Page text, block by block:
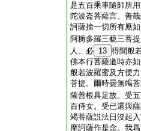
是五百乘車隨師所
陀波崙菩薩言。善
訶薩捨一切所有應
阿耨多羅三藐三菩
人。必 13 得聞般
佛本行菩薩道時亦
般若波羅蜜及方便
菩提。爾時曇無竭
薩善根具足故。受
百侍女。受已還與
竭菩薩説法日沒起
摩訶薩作是念。我